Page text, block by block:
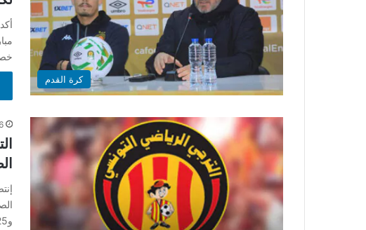
كرة القدم
6
و25-18) خارج أرضه بقاعة…